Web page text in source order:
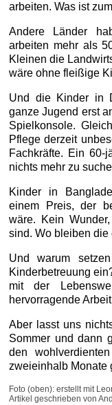
arbeiten. Was ist
Andere Länder
arbeiten mehr als
Kleinen die
wäre ohne fleißige
Und die Kinder in
ganze Jugend erst
Spielkonsole.
Pflege derzeit
Fachkräfte. Ein 60-
nichts mehr zu
Kinder in
einem Preis, der
wäre. Kein
sind. Wo bleiben
Und warum
Kinderbetreuung
mit der
hervorragende
Aber lasst uns
Sommer und dann
den
zweieinhalb Monate
Foto (oben): erstellt mit
Artikel geschrieben von